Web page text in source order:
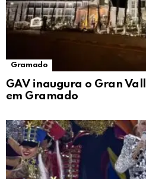
Gramado
GAV inaugura o Gran
em Gramado